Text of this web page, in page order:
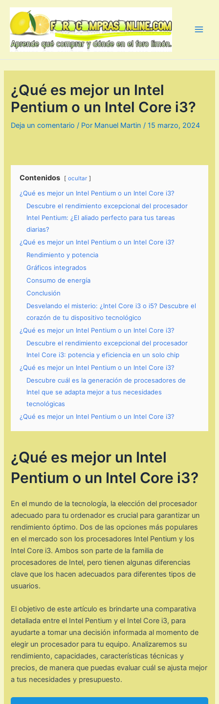
contenido
¿Qué es mejor un Intel
Pentium o un Intel Core i3?
Deja un comentario / Por Manuel Martin /15 marzo, 2024
Contenidos ocultar
¿Qué es mejor un Intel Pentium o un Intel Core i3?
Descubre el rendimiento excepcional del procesador
Intel Pentium: ¿El aliado perfecto para tus tareas
diarias?
¿Qué es mejor un Intel Pentium o un Intel Core i3?
Rendimiento y potencia
Gráficos integrados
Consumo de energía
Conclusión
Desvelando el misterio: ¿Intel Core i3 o i5? Descubre el
corazón de tu dispositivo tecnológico
¿Qué es mejor un Intel Pentium o un Intel Core i3?
Descubre el rendimiento excepcional del procesador
Intel Core i3: potencia y eficiencia en un solo chip
¿Qué es mejor un Intel Pentium o un Intel Core i3?
Descubre cuál es la generación de procesadores de
Intel que se adapta mejor a tus necesidades
tecnológicas
¿Qué es mejor un Intel Pentium o un Intel Core i3?
¿Qué es mejor un Intel
Pentium o un Intel Core i3?
En el mundo de la tecnología, la elección del procesador
adecuado para tu ordenador es crucial para garantizar un
rendimiento óptimo. Dos de las opciones más populares
en el mercado son los procesadores Intel Pentium y los
Intel Core i3. Ambos son parte de la familia de
procesadores de Intel, pero tienen algunas diferencias
clave que los hacen adecuados para diferentes tipos de
usuarios.
El objetivo de este artículo es brindarte una comparativa
detallada entre el Intel Pentium y el Intel Core i3, para
ayudarte a tomar una decisión informada al momento de
elegir un procesador para tu equipo. Analizaremos su
rendimiento, capacidades, características técnicas y
precios, de manera que puedas evaluar cuál se ajusta mejor
a tus necesidades y presupuesto.